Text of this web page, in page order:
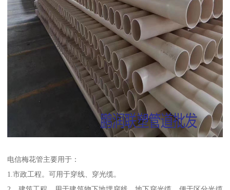
电信梅花管主要用于：
1.市政工程。可用于穿线、穿光缆。